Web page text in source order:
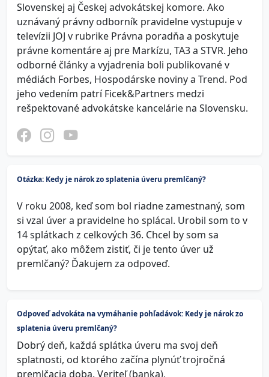
Slovenskej aj Českej advokátskej komore. Ako
uznávaný právny odborník pravidelne vystupuje v
televízii JOJ v rubrike Právna poradňa a poskytuje
právne komentáre aj pre Markízu, TA3 a STVR. Jeho
odborné články a vyjadrenia boli publikované v
médiách Forbes, Hospodárske noviny a Trend. Pod
jeho vedením patrí Ficek&Partners medzi
rešpektované advokátske kancelárie na Slovensku.
Otázka: Kedy je nárok zo splatenia úveru premlčaný?
V roku 2008, keď som bol riadne zamestnaný, som
si vzal úver a pravidelne ho splácal. Urobil som to v
14 splátkach z celkových 36. Chcel by som sa
opýtať, ako môžem zistiť, či je tento úver už
premlčaný? Ďakujem za odpoveď.
Odpoveď advokáta na vymáhanie pohľadávok: Kedy je nárok zo
splatenia úveru premlčaný?
Dobrý deň, každá splátka úveru ma svoj deň
splatnosti, od ktorého začína plynúť trojročná
premlčacia doba. Veriteľ (banka),